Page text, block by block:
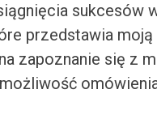
sukcesów
przedstawia
zapoznanie się z